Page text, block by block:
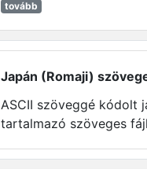
tovább
Japán (Romaji)
ASCII szöveggé kódolt
tartalmazó szöveges